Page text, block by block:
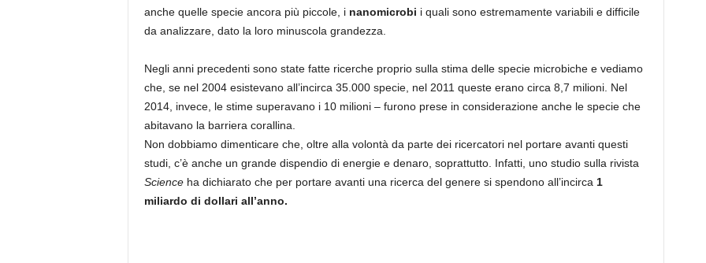
anche quelle specie ancora più piccole, inanomicrobi i quali sono estremamente variabili e difficile
da analizzare, dato la loro minuscola grandezza.
Negli anni precedenti sono state fatte ricerche proprio sulla stima delle specie microbiche e vediamo
che, se nel 2004 esistevano all’incirca 35.000 specie, nel 2011 queste erano circa 8,7 milioni. Nel
2014, invece, le stime superavano i 10 milioni – furono prese in considerazione anche le specie che
abitavano la barriera corallina.
Non dobbiamo dimenticare che, oltre alla volontà da parte dei ricercatori nel portare avanti questi
studi, c’è anche un grande dispendio di energie e denaro, soprattutto. Infatti, uno studio sulla rivista
Scienceha dichiarato che per portare avanti una ricerca del genere si spendono all’incirca 1
miliardo di dollari all’anno.